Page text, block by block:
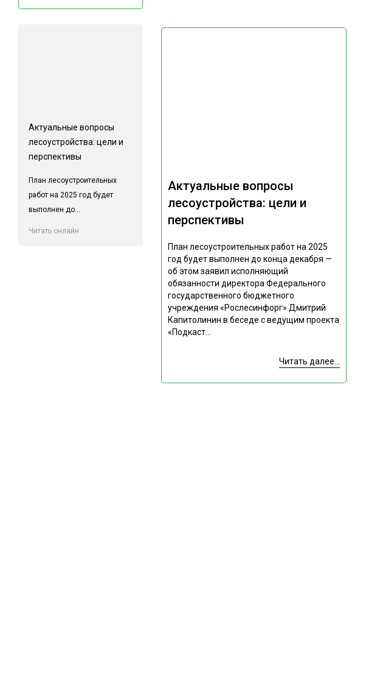
Актуальные вопросы
лесоустройства: цели и
перспективы
План лесоустроительных
работ на 2025 год будет
выполнен до...
Читать онлайн
Актуальные вопросы
лесоустройства: цели и
перспективы
План лесоустроительных работ на 2025
год будет выполнен до конца декабря —
об этом заявил исполняющий
обязанности директора Федерального
государственного бюджетного
учреждения «Рослесинфорг» Дмитрий
Капитолинин в беседе с ведущим проекта
«Подкаст...
Читать далее...